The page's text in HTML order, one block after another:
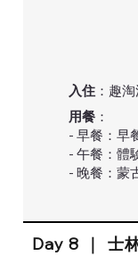
入住 ：趣
用餐 ：
- 早餐：早
- 午餐：體
- 晚餐：蒙
Day 8 ｜ 士